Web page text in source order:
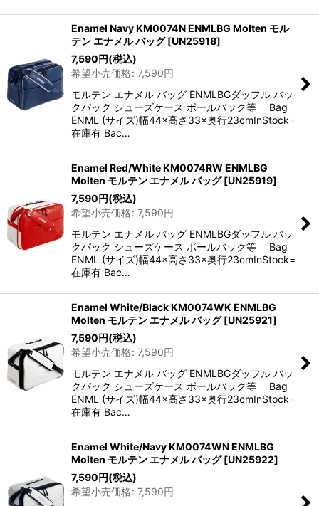
Enamel Navy KM0074N ENMLBG Molten モル
テン エナメル バッグ [UN25918]
7,590円(税込)
希望小売価格: 7,590円
モルテン エナメル バッグ ENMLBGダッフル バッ
クパック シューズケース ボールバック等 Bag
ENML (サイズ)幅44×高さ33×奥行23cmInStock=
在庫有 Bac…
Enamel Red/White KM0074RW ENMLBG
Molten モルテン エナメル バッグ [UN25919]
7,590円(税込)
希望小売価格: 7,590円
モルテン エナメル バッグ ENMLBGダッフル バッ
クパック シューズケース ボールバック等 Bag
ENML (サイズ)幅44×高さ33×奥行23cmInStock=
在庫有 Bac…
Enamel White/Black KM0074WK ENMLBG
Molten モルテン エナメル バッグ [UN25921]
7,590円(税込)
希望小売価格: 7,590円
モルテン エナメル バッグ ENMLBGダッフル バッ
クパック シューズケース ボールバック等 Bag
ENML (サイズ)幅44×高さ33×奥行23cmInStock=
在庫有 Bac…
Enamel White/Navy KM0074WN ENMLBG
Molten モルテン エナメル バッグ [UN25922]
7,590円(税込)
希望小売価格: 7,590円